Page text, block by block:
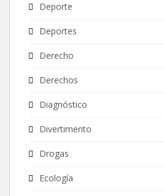
Deporte
Deportes
Derecho
Derechos
Diagnóstico
Divertimento
Drogas
Ecología